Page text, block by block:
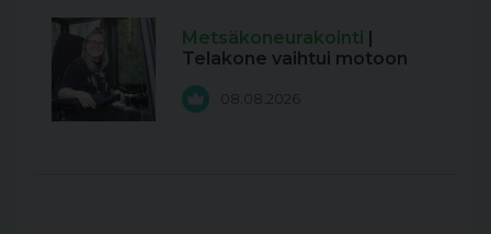
Metsäkoneurakointi |
Telakone vaihtui motoon
08.08.2026